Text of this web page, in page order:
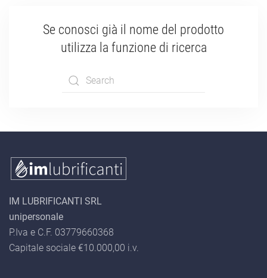
Se conosci già il nome del prodotto
utilizza la funzione di ricerca
results.
IM LUBRIFICANTI SRL
unipersonale
P.Iva e C.F. 03779660368
Capitale sociale €10.000,00 i.v.